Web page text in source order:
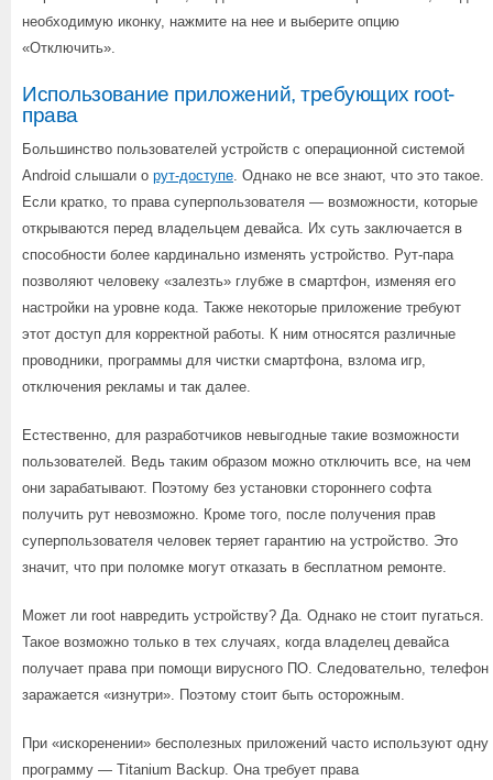
необходимую иконку, нажмите на нее и выберите опцию
«Отключить».
Использование приложений, требующих root-
права
Большинство пользователей устройств с операционной системой
Android слышали о рут-доступе. Однако не все знают, что это такое.
Если кратко, то права суперпользователя — возможности, которые
открываются перед владельцем девайса. Их суть заключается в
способности более кардинально изменять устройство. Рут-пара
позволяют человеку «залезть» глубже в смартфон, изменяя его
настройки на уровне кода. Также некоторые приложение требуют
этот доступ для корректной работы. К ним относятся различные
проводники, программы для чистки смартфона, взлома игр,
отключения рекламы и так далее.
Естественно, для разработчиков невыгодные такие возможности
пользователей. Ведь таким образом можно отключить все, на чем
они зарабатывают. Поэтому без установки стороннего софта
получить рут невозможно. Кроме того, после получения прав
суперпользователя человек теряет гарантию на устройство. Это
значит, что при поломке могут отказать в бесплатном ремонте.
Может ли root навредить устройству? Да. Однако не стоит пугаться.
Такое возможно только в тех случаях, когда владелец девайса
получает права при помощи вирусного ПО. Следовательно, телефон
заражается «изнутри». Поэтому стоит быть осторожным.
При «искоренении» бесполезных приложений часто используют одну
программу — Titanium Backup. Она требует права